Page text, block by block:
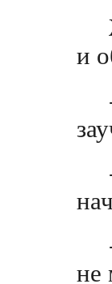
и
не